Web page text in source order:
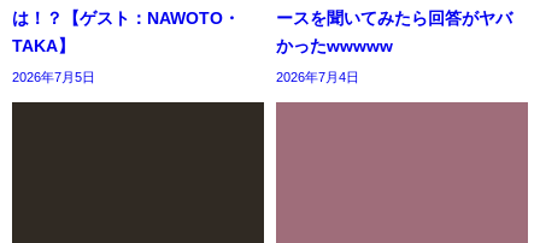
は！？【ゲスト：NAWOTO・
TAKA】
2026年7月5日
ースを聞いてみたら回答がヤバ
かったwwwww
2026年7月4日